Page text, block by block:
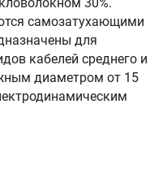
самозатухающими
для
кабелей среднего и
диаметром от 15